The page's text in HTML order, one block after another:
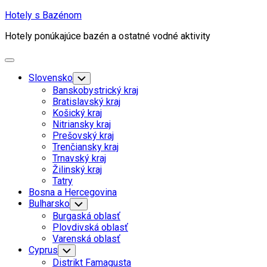
Skip
content
Hotely s Bazénom
Hotely ponúkajúce bazén a ostatné vodné aktivity
Expand
Slovensko Toggle
Child
Menu
Banskobystrický kraj
Bratislavský kraj
Košický kraj
Nitriansky kraj
Prešovský kraj
Trenčiansky kraj
Trnavský kraj
Žilinský kraj
Tatry
Bosna a Hercegovina
Bulharsko Toggle
Child
Menu
Burgaská oblasť
Plovdivská oblasť
Varenská oblasť
Cyprus Toggle
Child
Distrikt Famagusta